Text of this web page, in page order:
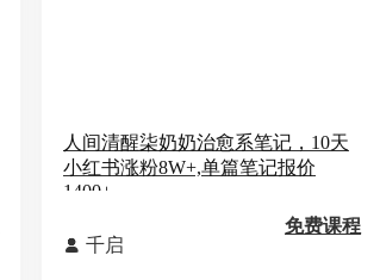
人间清醒柒奶奶治愈系笔记，10天
小红书涨粉8W+,单篇笔记报价
1400+
 千启
免费课程